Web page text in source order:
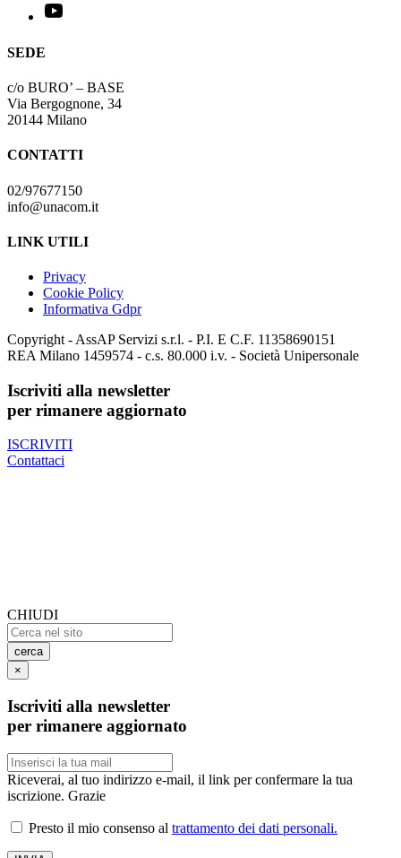
SEDE
c/o BURO’ – BASE
Via Bergognone, 34
20144 Milano
CONTATTI
02/97677150
info@unacom.it
LINK UTILI
Privacy
Cookie Policy
Informativa Gdpr
Copyright - AssAP Servizi s.r.l. - P.I. E C.F. 11358690151
REA Milano 1459574 - c.s. 80.000 i.v. - Società Unipersonale
Iscriviti alla newsletter
per rimanere aggiornato
ISCRIVITI
Contattaci
CHIUDI
cerca
×
Iscriviti alla newsletter
per rimanere aggiornato
Riceverai, al tuo indirizzo e-mail, il link per confermare la tua
iscrizione. Grazie
Presto il mio consenso al trattamento dei dati personali.